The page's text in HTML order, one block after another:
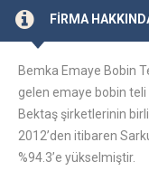
FİRMA
Bemka Emaye Bobin
gelen emaye bobin
Bektaş şirketlerinin
2012’den itibaren
%94.3’e yükselmiştir.